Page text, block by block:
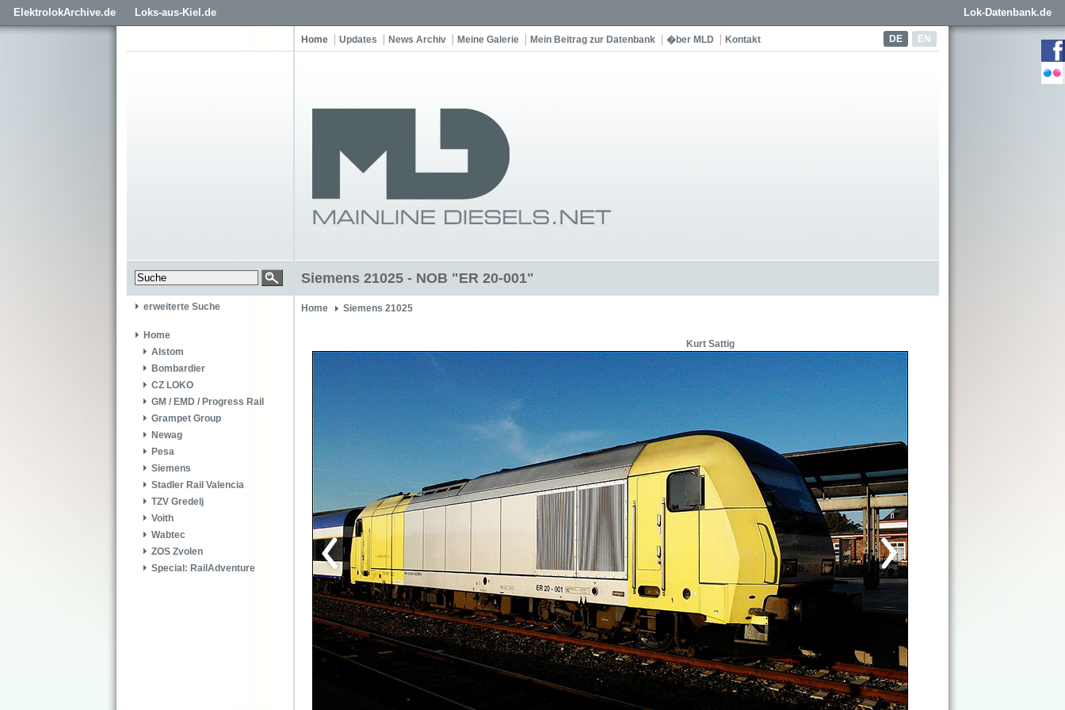
ElektrolokArchive.de Loks-aus-Kiel.de Lok-Datenbank.de
DE EN
Home Updates News Archiv Meine Galerie Mein Beitrag zur Datenbank �ber MLD Kontakt
Siemens 21025 - NOB "ER 20-001"
erweiterte Suche
Home
Alstom
Bombardier
CZ LOKO
GM / EMD / Progress Rail
Grampet Group
Newag
Pesa
Siemens
Stadler Rail Valencia
TZV Gredelj
Voith
Wabtec
ZOS Zvolen
Special: RailAdventure
Home Siemens 21025
Kurt Sattig